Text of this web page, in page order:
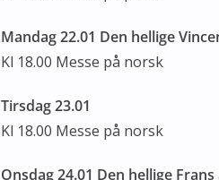
Mandag 22.01 Den hellige
Kl 18.00 Messe på norsk
Tirsdag 23.01
Kl 18.00 Messe på norsk
Onsdag 24.01 Den hellige Frans